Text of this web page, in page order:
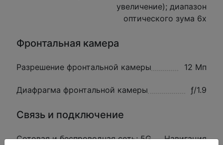
увеличение); диапазон
оптического зума 6x
Фронтальная камера
Разрешение фронтальной камеры 12 Мп
Диафрагма фронтальной камеры ƒ/1.9
Связь и подключение
Сотовая и беспроводная сеть; 5G
Навигация